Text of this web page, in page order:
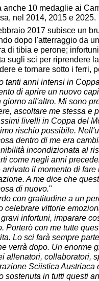
anche 10 medaglie ai
nel 2014, 2015 e 2025.
2017 subisce un
dopo l'atterraggio da
di tibia e perone;
sugli sci per riprendere
e tornare sotto i ferri,
tanti anni intensi in
di aprire un nuovo
giorno all'altro. Mi sono
ascoltare me stessa e
livelli in Coppa del
rischio possibile.
dentro di me era
incondizionata al
come negli anni
arrivato il momento di
A me dice che
di nuovo."
con gratitudine a un
celebrare vittorie
infortuni, imparare
Porterò con me tutte
Lo sci farà sempre
verrà dopo. Un enorme
allenatori, collaboratori,
Sciistica Austriaca
sostenuta in tutti questi